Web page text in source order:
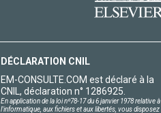
DÉCLARATION CNIL
EM-CONSULTE.COM est déclaré à la
CNIL, déclaration n° 1286925.
En application de la loi nº78-17 du 6 janvier 1978 relative à
l'informatique, aux fichiers et aux libertés, vous disposez